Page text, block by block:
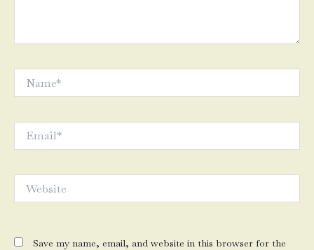
Save my name, email, and website in this browser for the